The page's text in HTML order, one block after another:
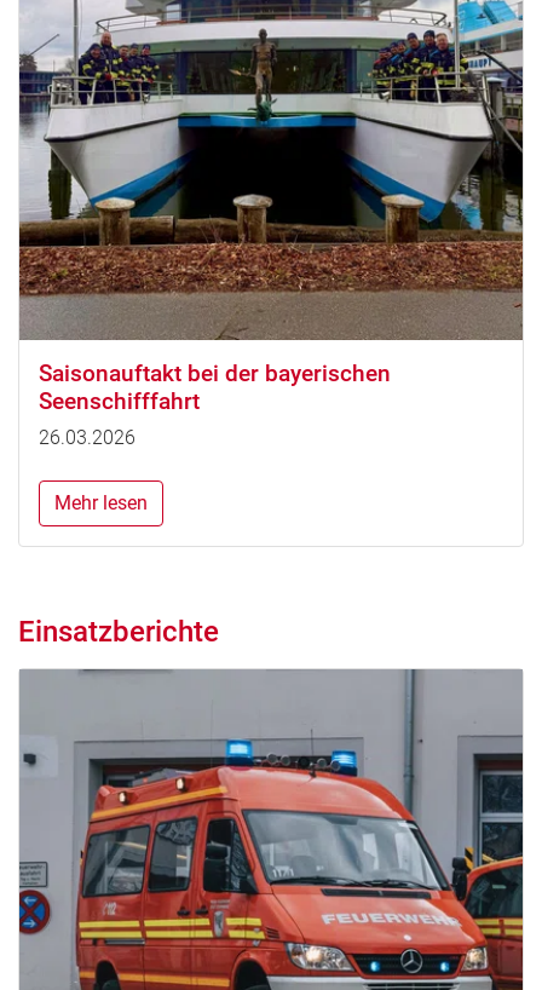
Saisonauftakt bei der bayerischen
Seenschifffahrt
26.03.2026
Mehr lesen
Einsatzberichte